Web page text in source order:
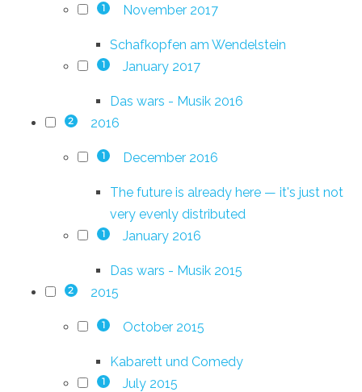
1 November 2017
Schafkopfen am Wendelstein
1 January 2017
Das wars - Musik 2016
2 2016
1 December 2016
The future is already here — it's just not
very evenly distributed
1 January 2016
Das wars - Musik 2015
2 2015
1 October 2015
Kabarett und Comedy
1 July 2015